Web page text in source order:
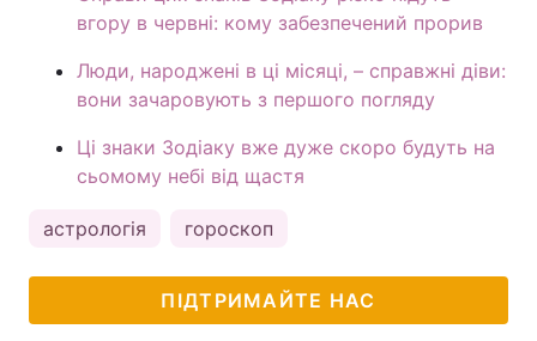
вгору в червні: кому забезпечений прорив
Люди, народжені в ці місяці, – справжні діви:
вони зачаровують з першого погляду
Ці знаки Зодіаку вже дуже скоро будуть на
сьомому небі від щастя
астрологія гороскоп
ПІДТРИМАЙТЕ НАС